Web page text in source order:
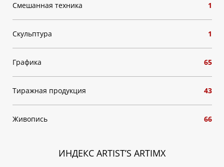
Смешанная техника 1
Скульптура 1
Графика 65
Тиражная продукция 43
Живопись 66
ИНДЕКС ARTIST’S ARTIMX